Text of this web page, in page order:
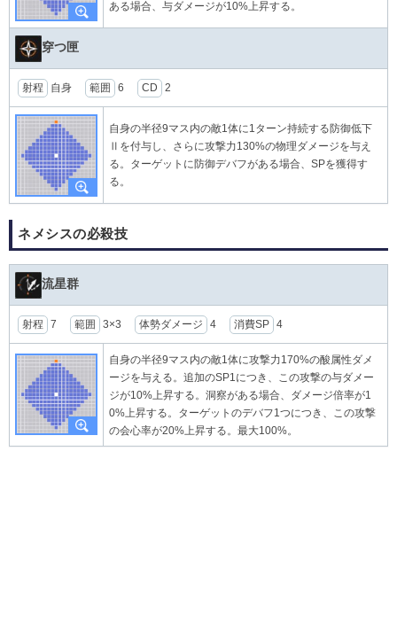
ある場合、与ダメージが10%上昇する。
穿つ匣
射程 自身 範囲 6 CD 2
自身の半径9マス内の敵1体に1ターン持続する防御低下
Ⅱを付与し、さらに攻撃力130%の物理ダメージを与え
る。ターゲットに防御デバフがある場合、SPを獲得す
る。
ネメシスの必殺技
流星群
射程 7 範囲 3×3 体勢ダメージ 4 消費SP 4
自身の半径9マス内の敵1体に攻撃力170%の酸属性ダメ
ージを与える。追加のSP1につき、この攻撃の与ダメー
ジが10%上昇する。洞察がある場合、ダメージ倍率が1
0%上昇する。ターゲットのデバフ1つにつき、この攻撃
の会心率が20%上昇する。最大100%。